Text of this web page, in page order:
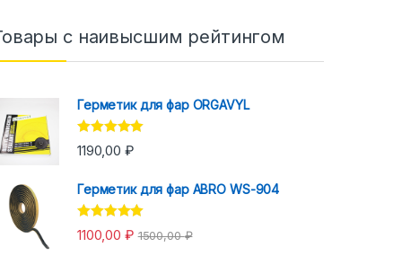
с наивысшим рейтингом
Герметик для фар ORGAVYL
Оценка 5.00
из 5
1190,00 ₽
Герметик для фар ABRO WS-904
Оценка 5.00
из 5
1100,00 ₽ 1500,00₽